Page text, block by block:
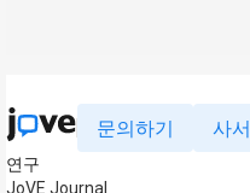
문의하기 사
연구
JoVE Journal